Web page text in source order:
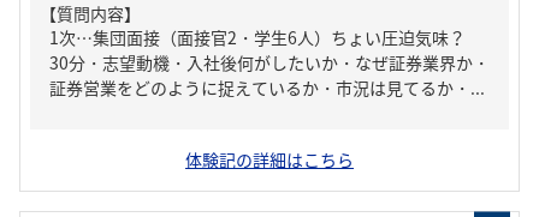
【質問内容】
1次…集団面接（面接官2・学生6人）ちょい圧迫気味？
30分・志望動機・入社後何がしたいか・なぜ証券業界か・
証券営業をどのように捉えているか・市況は見てるか・...
体験記の詳細はこちら